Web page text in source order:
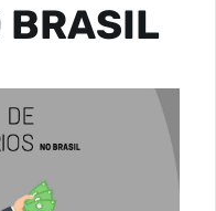
BRASIL